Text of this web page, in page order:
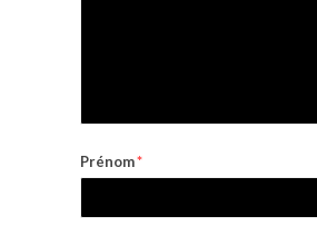
Prénom*